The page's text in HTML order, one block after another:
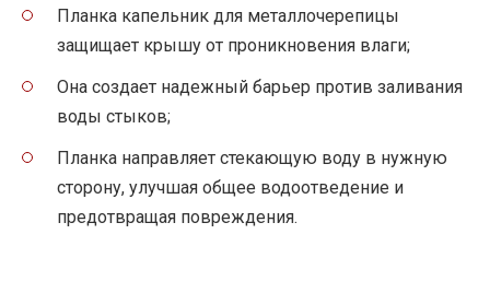
Планка капельник для металлочерепицы
защищает крышу от проникновения влаги;
Она создает надежный барьер против заливания
воды стыков;
Планка направляет стекающую воду в нужную
сторону, улучшая общее водоотведение и
предотвращая повреждения.